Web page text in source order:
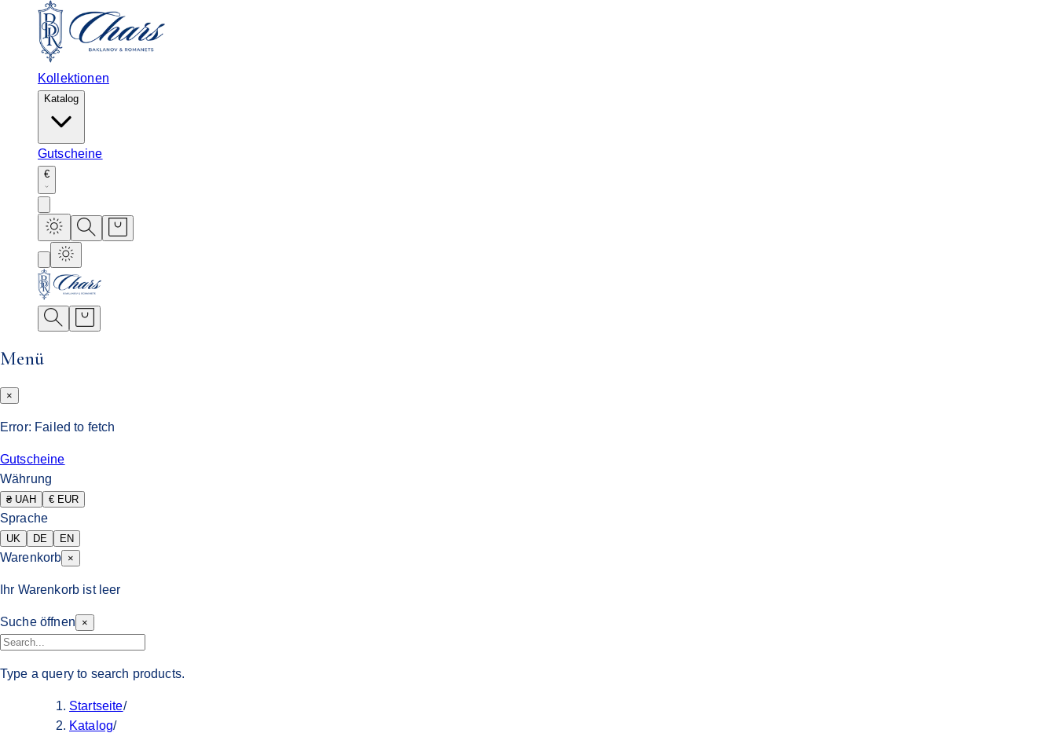
Kollektionen
Katalog
Gutscheine
€
Menü
×
Error: Failed to fetch
Gutscheine
Währung
₴ UAH € EUR
Sprache
UK DE EN
Warenkorb ×
Ihr Warenkorb ist leer
Suche öffnen ×
Type a query to search products.
Startseite/
Katalog/